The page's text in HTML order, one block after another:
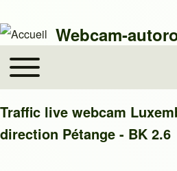
Close search
Rechercher
Webcam-
Main navigation
Toggle main menu
Traffic live webcam
direction Pétange - BK 2.6